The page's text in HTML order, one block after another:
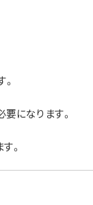
になります。
。